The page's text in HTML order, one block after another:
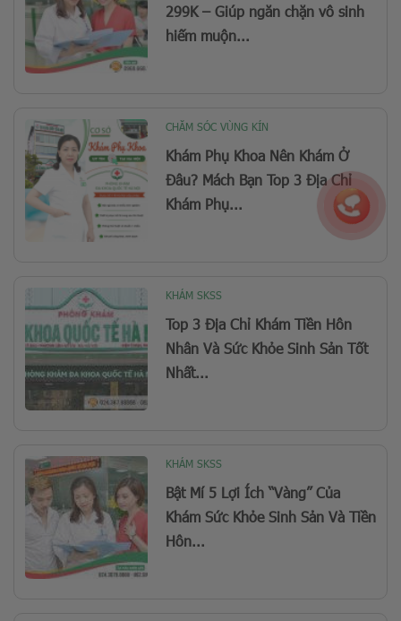
299K – Giúp ngăn chặn vô sinh
hiếm muộn...
CHĂM SÓC VÙNG KÍN
Khám Phụ Khoa Nên Khám Ở
Đâu? Mách Bạn Top 3 Địa Chỉ
Khám Phụ...
KHÁM SKSS
Top 3 Địa Chỉ Khám Tiền Hôn
Nhân Và Sức Khỏe Sinh Sản Tốt
Nhất...
KHÁM SKSS
Bật Mí 5 Lợi Ích “Vàng” Của
Khám Sức Khỏe Sinh Sản Và Tiền
Hôn...